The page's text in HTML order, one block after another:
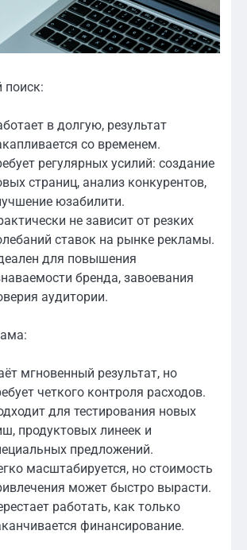
поиск:
в долгую, результат
со временем.
регулярных усилий: создание
страниц, анализ конкурентов,
юзабилити.
не зависит от резких
ставок на рынке рекламы.
для повышения
бренда, завоевания
аудитории.
мгновенный результат, но
четкого контроля расходов.
для тестирования новых
продуктовых линеек и
предложений.
масштабируется, но стоимость
может быстро вырасти.
работать, как только
финансирование.